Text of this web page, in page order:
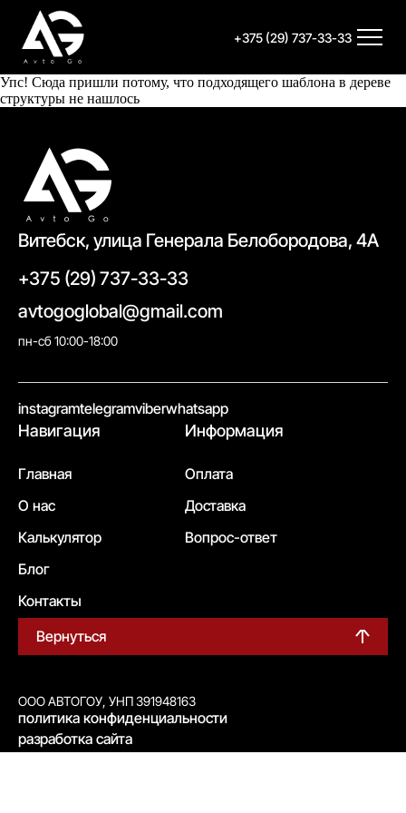
+375 (29) 737-33-33
Упс! Сюда пришли потому, что подходящего шаблона в дереве
структуры не нашлось
Витебск, улица Генерала Белобородова, 4А
+375 (29) 737-33-33
avtogoglobal@gmail.com
пн-сб 10:00-18:00
instagramtelegramviberwhatsapp
Навигация
Главная
О нас
Калькулятор
Блог
Контакты
Информация
Оплата
Доставка
Вопрос-ответ
Вернуться
ООО АВТОГОУ, УНП 391948163
политика конфиденциальности
разработка сайта